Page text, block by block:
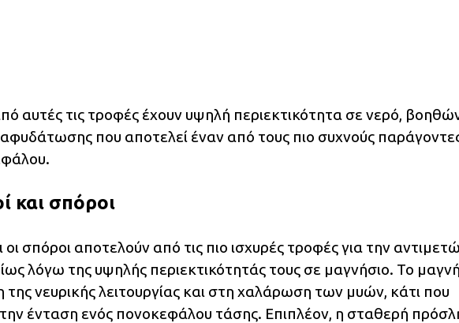
αυτές τις τροφές έχουν υψηλή περιεκτικότητα σε νερό,
που αποτελεί έναν από τους πιο συχνούς
και σπόροι
οι σπόροι αποτελούν από τις πιο ισχυρές τροφές για την
λόγω της υψηλής περιεκτικότητάς τους σε μαγνήσιο. Το
νευρικής λειτουργίας και στη χαλάρωση των μυών, κάτι που
την ένταση ενός πονοκεφάλου τάσης. Επιπλέον, η σταθερή